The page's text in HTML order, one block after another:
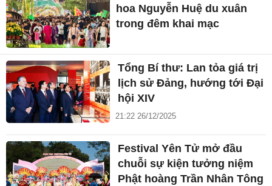
hoa Nguyễn Huệ du xuân
trong đêm khai mạc
Tổng Bí thư: Lan tỏa giá trị
lịch sử Đảng, hướng tới Đại
hội XIV
21:22 26/12/2025
Festival Yên Tử mở đầu
chuỗi sự kiện tưởng niệm
Phật hoàng Trần Nhân Tông